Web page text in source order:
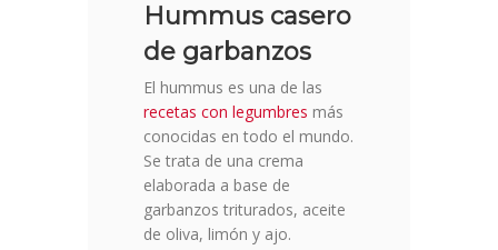
Hummus casero
de garbanzos
El hummus es una de las
recetas con legumbres más
conocidas en todo el mundo.
Se trata de una crema
elaborada a base de
garbanzos triturados, aceite
de oliva, limón y ajo.